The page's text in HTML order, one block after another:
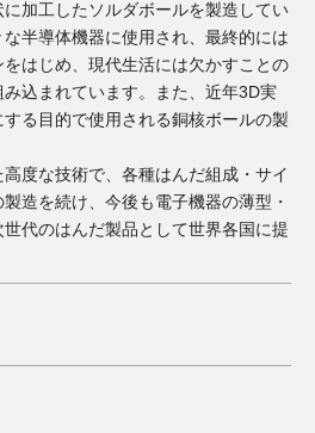
加工したソルダボールを製造してい
半導体機器に使用され、最終的には
はじめ、現代生活には欠かすことの
込まれています。また、近年3D実
る目的で使用される銅核ボールの製
な技術で、各種はんだ組成・サイ
造を続け、今後も電子機器の薄型・
代のはんだ製品として世界各国に提